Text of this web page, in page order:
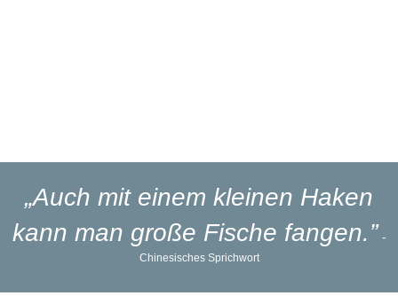
„Auch mit einem kleinen Haken
kann man große Fische fangen.” -
Chinesisches Sprichwort